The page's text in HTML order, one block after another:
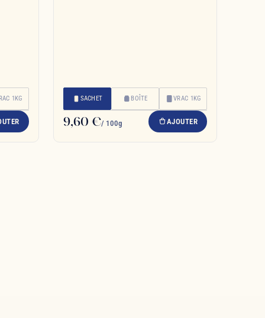
1KG SACHET BOÎTE VRAC 1KG
9,60 €/ 100g AJOUTER